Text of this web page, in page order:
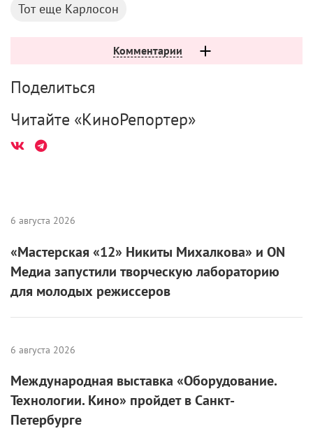
Читайте «КиноРепортер»
6 августа 2026
«Мастерская «12» Никиты Михалкова» и ON
Международная выставка «Оборудование.
Технологии. Кино» пройдет в Санкт-
Петербурге
Самые ожидаемые российские премьеры
ближайшего будущего